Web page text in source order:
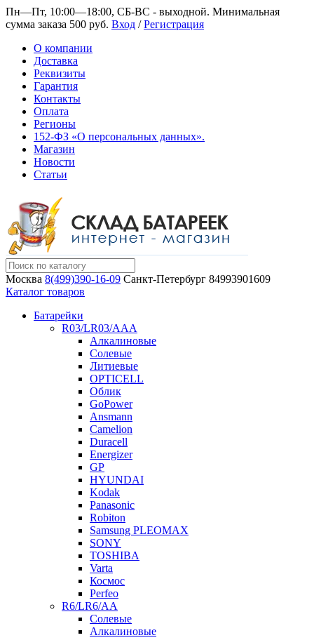
Пн—Пт, 10:00—18:00, СБ-ВС - выходной. Минимальная
сумма заказа 500 руб. Вход /Регистрация
О компании
Доставка
Реквизиты
Гарантия
Контакты
Оплата
Регионы
152-ФЗ «О персональных данных».
Магазин
Новости
Статьи
Москва 8(499)390-16-09 Санкт-Петербург 84993901609
Каталог товаров
Батарейки
R03/LR03/AAA
Алкалиновые
Солевые
Литиевые
OPTICELL
Облик
GoPower
Ansmann
Camelion
Duracell
Energizer
GP
HYUNDAI
Kodak
Panasonic
Robiton
Samsung PLEOMAX
SONY
TOSHIBA
Varta
Космос
Perfeo
R6/LR6/AA
Солевые
Алкалиновые